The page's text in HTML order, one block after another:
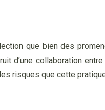
que bien des
d’une collaboration
risques que cette